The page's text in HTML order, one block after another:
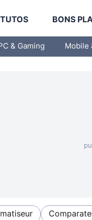
TUTOS BONS
& Gaming Mobile